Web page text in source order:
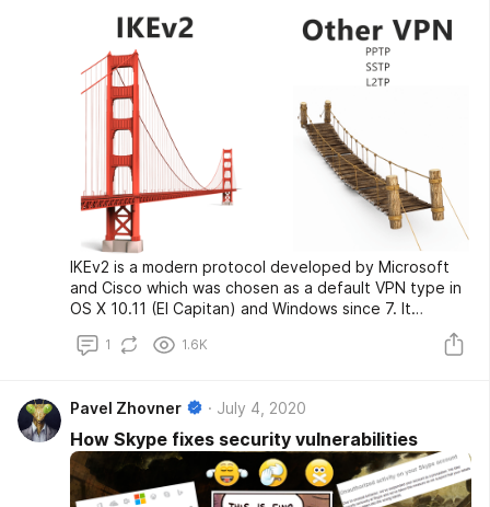
IKEv2 is a modern protocol developed by Microsoft
and Cisco which was chosen as a default VPN type in
OS X 10.11 (El Capitan) and Windows since 7. It
network change (MOBIKE), easy configuration and
1 1.6K
Pavel Zhovner July 4, 2020
How Skype fixes security vulnerabilities